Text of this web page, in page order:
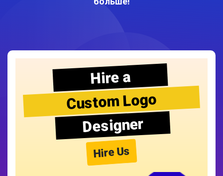
Hire a
Custom Logo
Designer
Hire Us